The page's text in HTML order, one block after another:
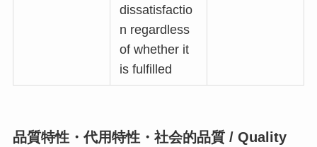
dissatisfactio
n regardless
of whether it
is fulfilled
品質特性・代用特性・社会的品質 / Quality